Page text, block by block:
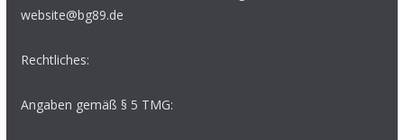
website@bg89.de
Rechtliches:
Angaben gemäß § 5 TMG: